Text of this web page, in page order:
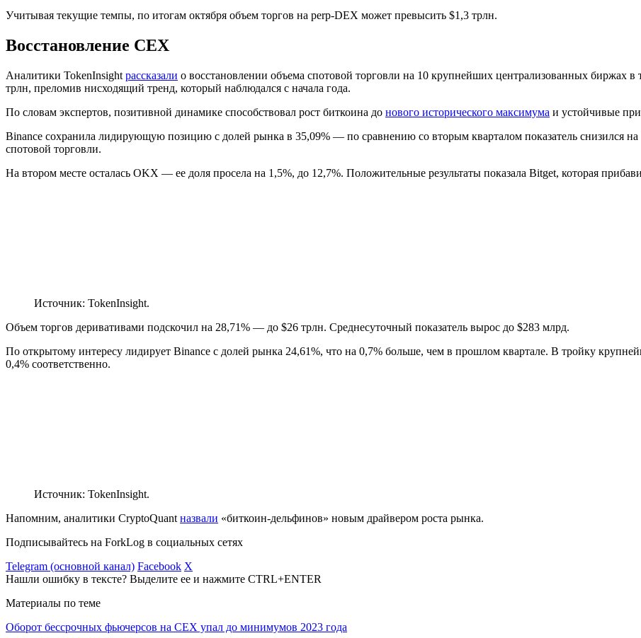
Учитывая текущие темпы, по итогам октября объем торгов на perp-DEX может превысить $1,3 трлн.
Восстановление CEX
Аналитики TokenInsight рассказали о восстановлении объема спотовой торговли на 10 крупнейших централизованных биржах
трлн, преломив нисходящий тренд, который наблюдался с начала года.
По словам экспертов, позитивной динамике способствовал рост биткоина до нового исторического максимума и устойчивые
Binance сохранила лидирующую позицию с долей рынка в 35,09% — по сравнению со вторым кварталом показатель снизился на
спотовой торговли.
На втором месте осталась OKX — ее доля просела на 1,5%, до 12,7%. Положительные результаты показала Bitget, которая
Источник: TokenInsight.
Объем торгов деривативами подскочил на 28,71% — до $26 трлн. Среднесуточный показатель вырос до $283 млрд.
По открытому интересу лидирует Binance с долей рынка 24,61%, что на 0,7% больше, чем в прошлом квартале. В тройку
0,4% соответственно.
Источник: TokenInsight.
Напомним, аналитики CryptoQuant назвали «биткоин-дельфинов» новым драйвером роста рынка.
Подписывайтесь на ForkLog в социальных сетях
Telegram (основной канал) Facebook X
Нашли ошибку в тексте? Выделите ее и нажмите CTRL+ENTER
Материалы по теме
Оборот бессрочных фьючерсов на CEX упал до минимумов 2023 года